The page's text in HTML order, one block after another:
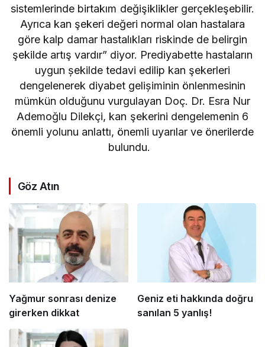
sistemlerinde birtakım değişiklikler gerçekleşebilir.
Ayrıca kan şekeri değeri normal olan hastalara
göre kalp damar hastalıkları riskinde de belirgin
şekilde artış vardır” diyor. Prediyabette hastaların
uygun șekilde tedavi edilip kan şekerleri
dengelenerek diyabet gelișiminin önlenmesinin
mümkün olduğunu vurgulayan Doç. Dr. Esra Nur
Ademoğlu Dilekçi, kan şekerini dengelemenin 6
önemli yolunu anlattı, önemli uyarılar ve önerilerde
bulundu.
Göz Atın
Yağmur sonrası denize
girerken dikkat
Geniz eti hakkında doğru
sanılan 5 yanlış!